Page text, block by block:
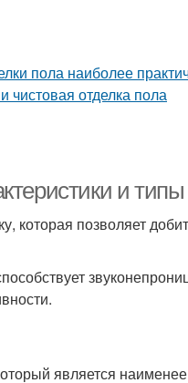
и типы
позволяет
является